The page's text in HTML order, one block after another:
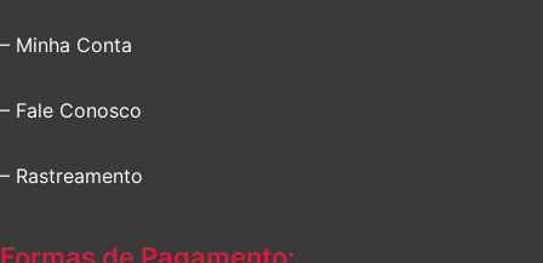
– Minha Conta
– Fale Conosco
– Rastreamento